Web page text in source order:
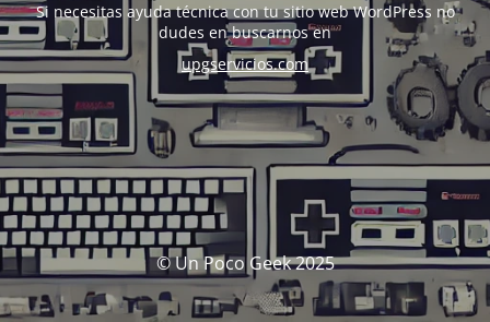
Si necesitas ayuda técnica con tu sitio web WordPress no
dudes en buscarnos en
upgservicios.com
© Un Poco Geek 2025